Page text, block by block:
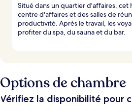
Situé dans un quartier d'affaires, cet
centre d'affaires et des salles de
productivité. Après le travail, les
profiter du spa, du sauna et du bar.
Options de chambre
Vérifiez la disponibilité pour